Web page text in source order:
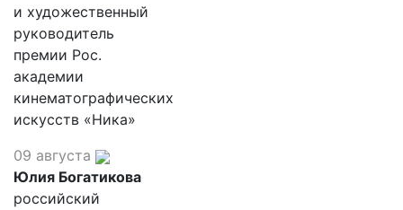
и художественный
руководитель
премии Рос.
академии
кинематографических
искусств «Ника»
09 августа
Юлия Богатикова
российский